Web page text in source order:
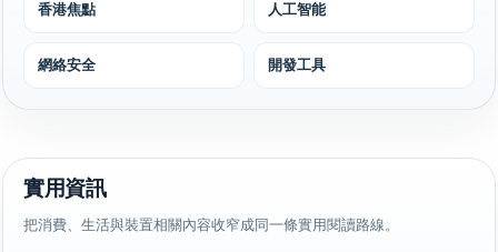
香港焦點 人工智能
網絡安全 開發工具
實用資訊
把消費、生活與裝置相關內容收窄成同一條實用閱讀路線。